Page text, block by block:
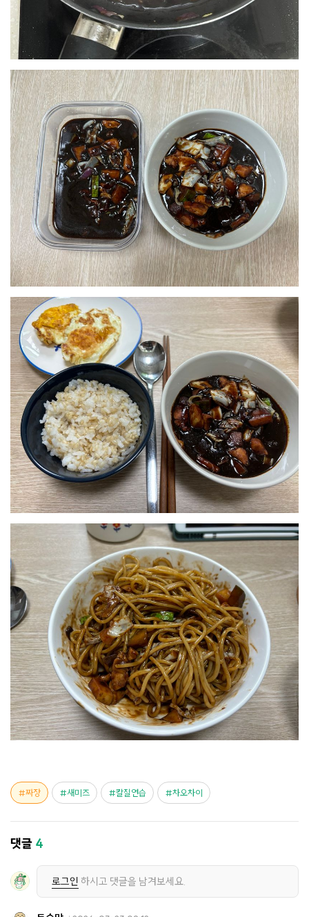
짜장 새미즈 칼질연습 차오차이
댓글 4
로그인 하시고 댓글을 남겨보세요.